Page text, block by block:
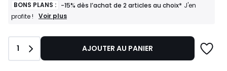
BONS PLANS : -15% dès l’achat de 2 articles au choix* J'en
profite !
BONS
-15%
l’achat
Voir plus
Quantité
1 AJOUTER AU PANIER